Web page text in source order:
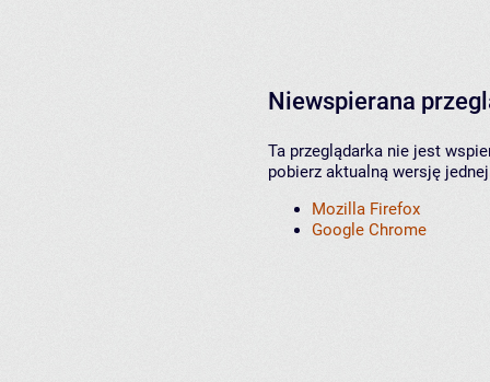
Niewspierana
Ta przeglądarka nie jest
pobierz aktualną wersję
Mozilla Firefox
Google Chrome